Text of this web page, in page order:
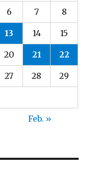
6 7 8
13 14 15
20 21 22
27 28 29
Feb. »